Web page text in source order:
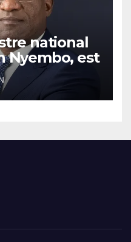
national
Nyembo, est
à Inongo